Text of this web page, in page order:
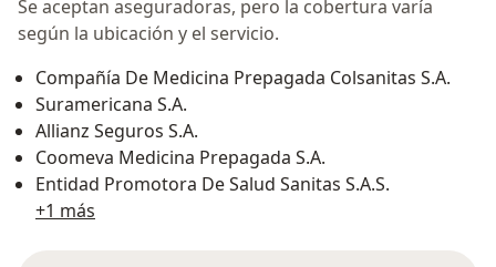
Se aceptan aseguradoras, pero la cobertura varía
según la ubicación y el servicio.
Compañía De Medicina Prepagada Colsanitas S.A.
Suramericana S.A.
Allianz Seguros S.A.
Coomeva Medicina Prepagada S.A.
Entidad Promotora De Salud Sanitas S.A.S.
+1 más